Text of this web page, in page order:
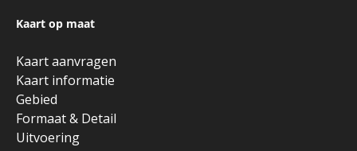
Kaart op maat
Kaart aanvragen
Kaart informatie
Gebied
Formaat & Detail
Uitvoering